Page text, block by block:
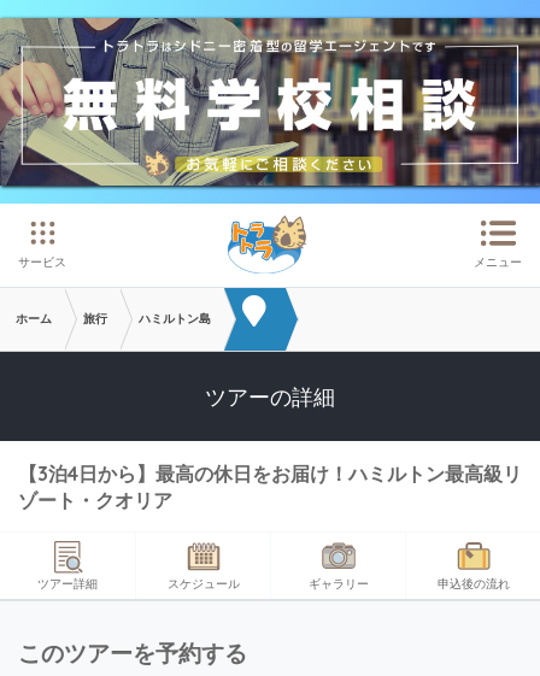
メインコンテンツへスキップ
サービス メニュー
ホーム 旅行 ハミルトン島
ツアーの詳細
【3泊4日から】最高の休日をお届け！ハミルトン最高級リ
ゾート・クオリア
ツアー詳細 スケジュール ギャラリー 申込後の流れ
このツアーを予約する